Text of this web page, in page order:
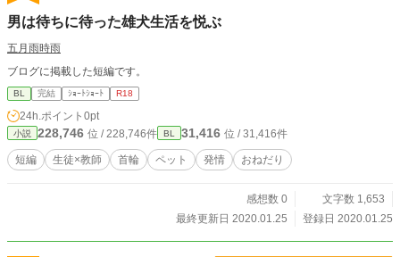
男は待ちに待った雄犬生活を悦ぶ
五月雨時雨
ブログに掲載した短編です。
BL 完結 ｼｮｰﾄｼｮｰﾄ R18
24h.ポイント 0pt
小説 228,746 位 / 228,746件 BL 31,416 位 / 31,416件
短編 生徒×教師 首輪 ペット 発情 おねだり
感想数 0
文字数 1,653
最終更新日 2020.01.25
登録日 2020.01.25